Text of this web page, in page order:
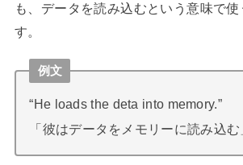
も、データを読み込むという意味で使
す。
例文
“He loads the deta into memory.”
「彼はデータをメモリーに読み込む